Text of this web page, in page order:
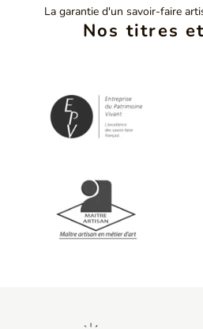
La garantie d'un savoir-faire
Nos titres